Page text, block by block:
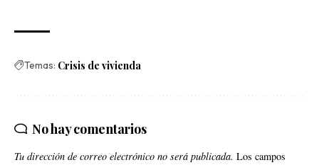
Temas: Crisis de vivienda
No hay comentarios
Tu dirección de correo electrónico no será publicada. Los campos